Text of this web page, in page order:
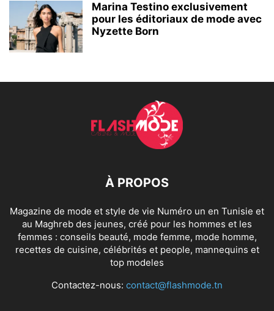
Marina Testino exclusivement
pour les éditoriaux de mode avec
Nyzette Born
À PROPOS
Magazine de mode et style de vie Numéro un en Tunisie et
au Maghreb des jeunes, créé pour les hommes et les
femmes : conseils beauté, mode femme, mode homme,
recettes de cuisine, célébrités et people, mannequins et
top modeles
Contactez-nous: contact@flashmode.tn